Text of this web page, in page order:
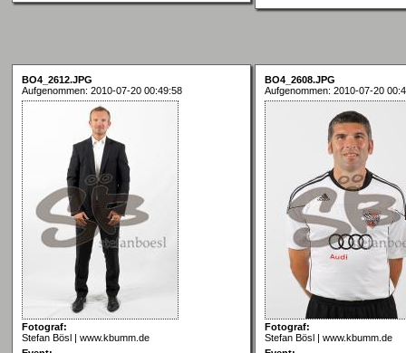
BO4_2612.JPG
Aufgenommen: 2010-07-20 00:49:58
Fotograf:
Stefan Bösl | www.kbumm.de
BO4_2608.JPG
Aufgenommen: 2010-07-20
Fotograf:
Stefan Bösl | www.kbumm.de